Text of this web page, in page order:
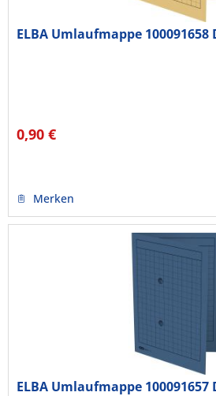
ELBA Umlaufmappe 100091658
0,90 €
Merken
ELBA Umlaufmappe 100091657